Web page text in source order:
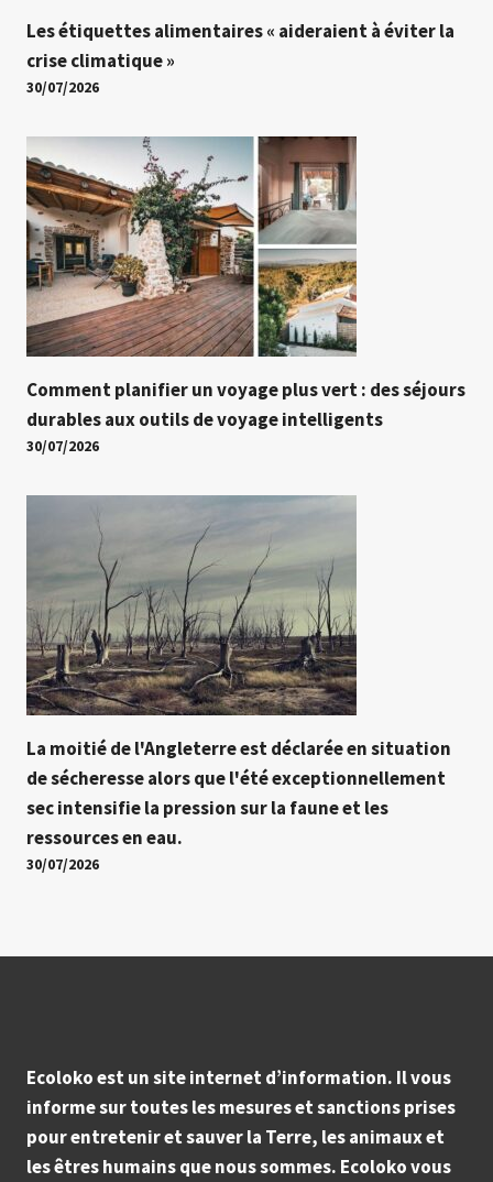
Les étiquettes alimentaires « aideraient à éviter la
crise climatique »
30/07/2026
Comment planifier un voyage plus vert : des séjours
durables aux outils de voyage intelligents
30/07/2026
La moitié de l'Angleterre est déclarée en situation
de sécheresse alors que l'été exceptionnellement
sec intensifie la pression sur la faune et les
ressources en eau.
30/07/2026
Ecoloko est un site internet d’information. Il vous
informe sur toutes les mesures et sanctions prises
pour entretenir et sauver la Terre, les animaux et
les êtres humains que nous sommes. Ecoloko vous